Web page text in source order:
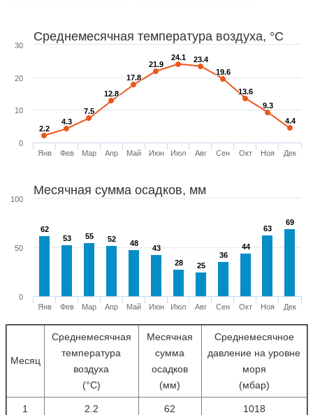
Среднемесячная температура воздуха, °C
2.2
2.2
4.3
4.3
7.5
7.5
12.8
12.8
17.8
17.8
21.9
21.9
24.1
24.1 23.4
23.4
19.6
19.6
13.6
13.6
9.3
9.3
4.4
4.4
Янв Фев Мар Апр Май Июн Июл Авг Сен Окт Ноя Дек
0
10
20
30
Месячная сумма осадков, мм
62
62
53
53 55
55 52
52 48
48
43
43
28
28 25
25
36
36
44
44
63
63
69
69
Янв Фев Мар Апр Май Июн Июл Авг Сен Окт Ноя Дек
0
50
100
Месяц
Среднемесячная
температура
воздуха
(°С)
Месячная
сумма
осадков
(мм)
Среднемесячное
давление на уровне
моря
(мбар)
1 2.2 62 1018